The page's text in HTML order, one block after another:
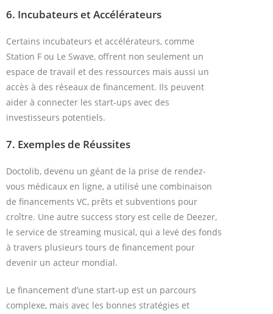
6. Incubateurs et Accélérateurs
Certains incubateurs et accélérateurs, comme
Station F ou Le Swave, offrent non seulement un
espace de travail et des ressources mais aussi un
accès à des réseaux de financement. Ils peuvent
aider à connecter les start-ups avec des
investisseurs potentiels.
7. Exemples de Réussites
Doctolib, devenu un géant de la prise de rendez-
vous médicaux en ligne, a utilisé une combinaison
de financements VC, prêts et subventions pour
croître. Une autre success story est celle de Deezer,
le service de streaming musical, qui a levé des fonds
à travers plusieurs tours de financement pour
devenir un acteur mondial.
Le financement d’une start-up est un parcours
complexe, mais avec les bonnes stratégies et